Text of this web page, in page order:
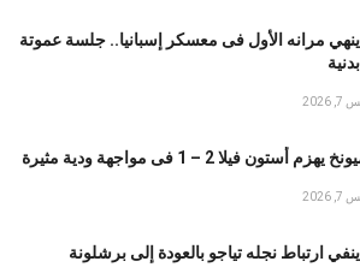
ينهي مرانه الأول فى معسكر إسبانيا.. جلسة عموتة
أستون فيلا 2 – 1 فى مواجهة ودية مثيرة
ارتباط نجله تياجو بالعودة إلى برشلونة